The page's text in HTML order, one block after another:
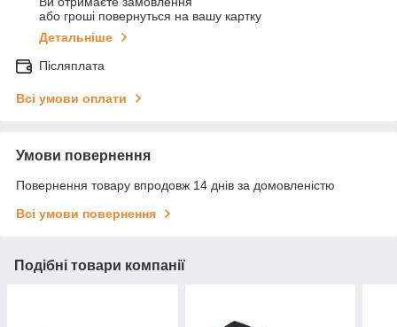
або гроші повернуться на вашу картку
Детальніше
Післяплата
Всі умови оплати
Умови повернення
Повернення товару впродовж 14 днів за домовленістю
Всі умови повернення
Подібні товари компанії